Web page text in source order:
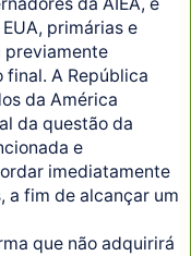
primárias e
previamente
A República
da América
da questão da
e
imediatamente
a fim de alcançar um
que não adquirirá